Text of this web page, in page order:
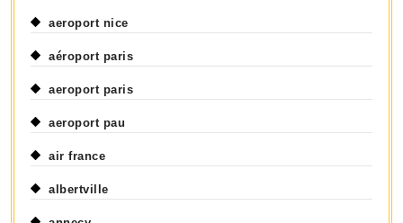
aeroport nice
aéroport paris
aeroport paris
aeroport pau
air france
albertville